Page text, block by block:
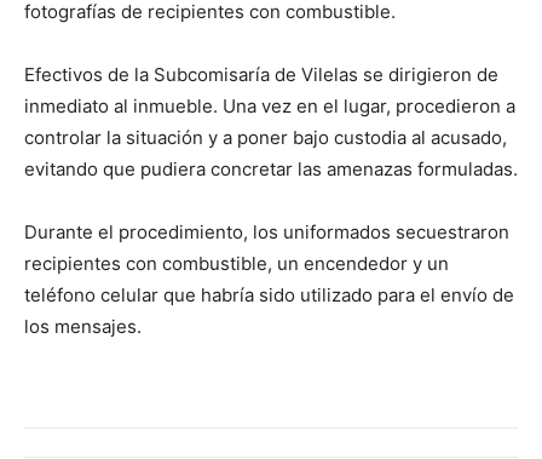
fotografías de recipientes con combustible.
Efectivos de la Subcomisaría de Vilelas se dirigieron de
inmediato al inmueble. Una vez en el lugar, procedieron a
controlar la situación y a poner bajo custodia al acusado,
evitando que pudiera concretar las amenazas formuladas.
Durante el procedimiento, los uniformados secuestraron
recipientes con combustible, un encendedor y un
teléfono celular que habría sido utilizado para el envío de
los mensajes.